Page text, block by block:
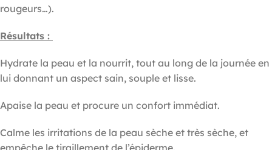
rougeurs…).
Résultats :
Hydrate la peau et la nourrit, tout au long de la journée en
lui donnant un aspect sain, souple et lisse.
Apaise la peau et procure un confort immédiat.
Calme les irritations de la peau sèche et très sèche, et
empêche le tiraillement de l’épiderme.